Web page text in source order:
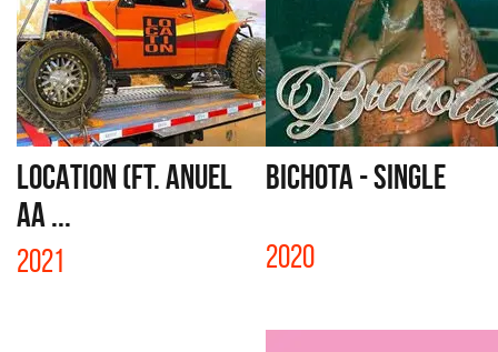
LOCATION (FT. ANUEL
AA ...
2021
BICHOTA - SINGLE
2020